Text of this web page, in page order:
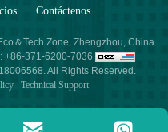
Contáctenos
＆Tech Zone, Zhengzhou, China
+86-371-6200-7036
All Rights Reserved.
Technical Support